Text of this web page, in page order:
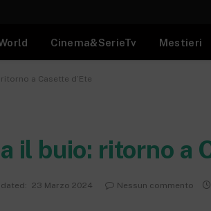
Cinema&SerieTv Mestieri
a Casette d’Ete
il buio: ritorno a
23 Marzo 2024 Nessun commento